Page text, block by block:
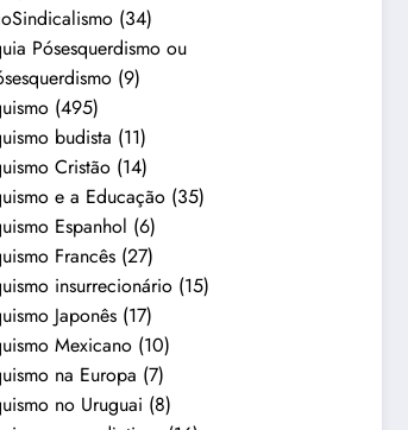
(34)
Pósesquerdismo ou
(9)
(495)
budista (11)
Cristão (14)
e a Educação (35)
Espanhol (6)
Francês (27)
insurrecionário (15)
Japonês (17)
Mexicano (10)
na Europa (7)
no Uruguai (8)